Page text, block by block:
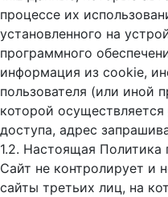
процессе их
установленного на
программного
информация из cookie,
пользователя (или иной
которой
доступа, адрес
1.2. Настоящая
Сайт не контролирует и
сайты третьих лиц, на